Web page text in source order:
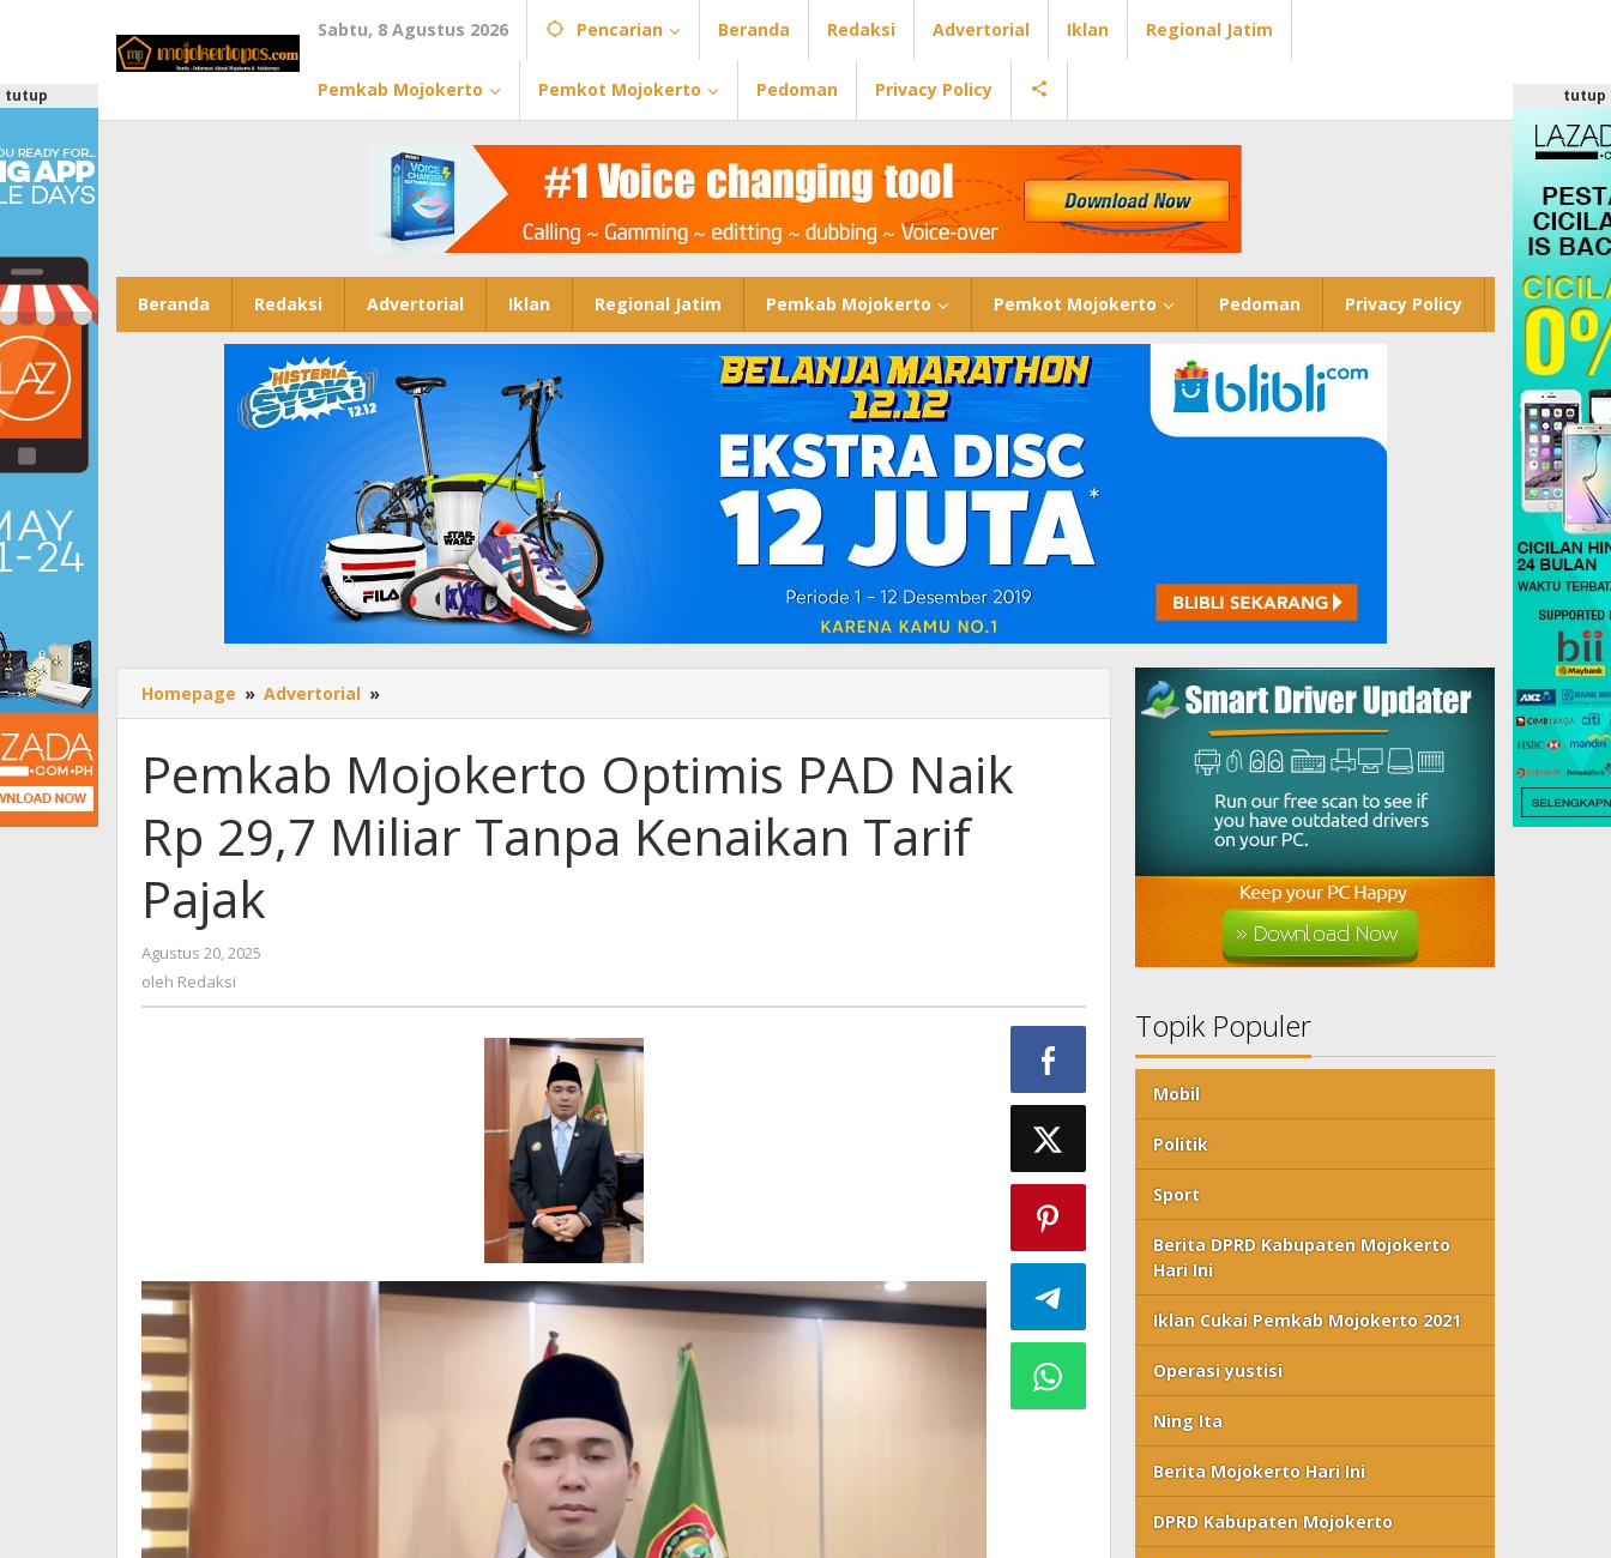
Sabtu, 8 Agustus 2026 Pencarian Beranda Redaksi Advertorial Iklan Regional Jatim
Pemkab Mojokerto Pemkot Mojokerto Pedoman Privacy Policy
Beranda Redaksi Advertorial Iklan Regional Jatim Pemkab Mojokerto Pemkot Mojokerto Pedoman Privacy Policy
tutup tutup
Homepage » Advertorial »
Mojokerto
PAD
Naik
Rp
29,7
Pemkab Mojokerto Optimis PAD Naik
Rp 29,7 Miliar Tanpa Kenaikan Tarif
Pajak
Agustus 20, 2025
oleh Redaksi
Topik Populer
Mobil
Politik
Sport
Berita DPRD Kabupaten Mojokerto
Hari Ini
Iklan Cukai Pemkab Mojokerto 2021
Operasi yustisi
Ning Ita
Berita Mojokerto Hari Ini
DPRD Kabupaten Mojokerto